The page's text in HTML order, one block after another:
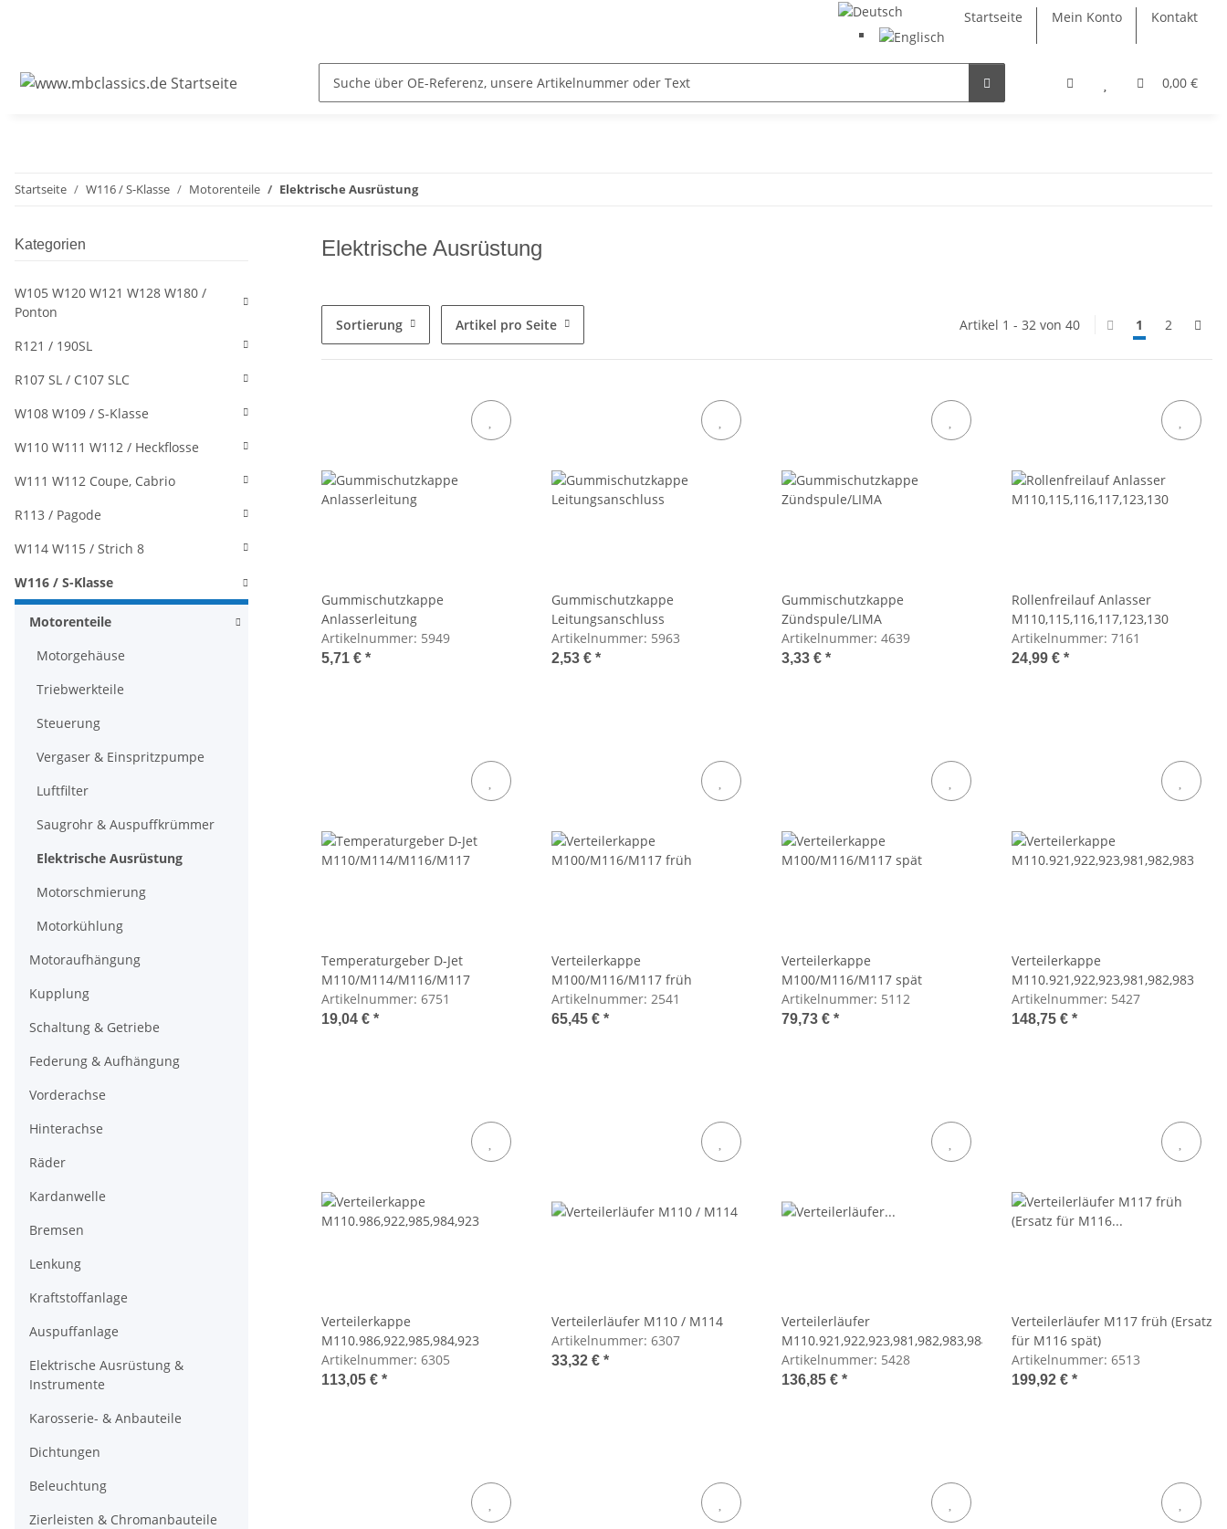
Startseite Mein Konto Kontakt
0,00 €
Startseite W116 / S-Klasse Motorenteile Elektrische Ausrüstung
Elektrische Ausrüstung
Sortierung Artikel pro Seite Artikel 1 - 32 von 40 1 2
Gummischutzkappe
Anlasserleitung
Artikelnummer: 5949
5,71 € *
Gummischutzkappe
Leitungsanschluss
Artikelnummer: 5963
2,53 € *
Gummischutzkappe
Zündspule/LIMA
Artikelnummer: 4639
3,33 € *
Rollenfreilauf Anlasser
M110,115,116,117,123,130
Artikelnummer: 7161
24,99 € *
Temperaturgeber D-Jet
M110/M114/M116/M117
Artikelnummer: 6751
19,04 € *
Verteilerkappe
M100/M116/M117 früh
Artikelnummer: 2541
65,45 € *
Verteilerkappe
M100/M116/M117 spät
Artikelnummer: 5112
79,73 € *
Verteilerkappe
M110.921,922,923,981,982,983
Artikelnummer: 5427
148,75 € *
Verteilerkappe
M110.986,922,985,984,923
Artikelnummer: 6305
113,05 € *
Verteilerläufer M110 / M114
Artikelnummer: 6307
33,32 € *
Verteilerläufer
M110.921,922,923,981,982,983,984,985,986,992
Artikelnummer: 5428
136,85 € *
Verteilerläufer M117 früh (Ersatz
für M116 spät)
Artikelnummer: 6513
199,92 € *
Kategorien
W105 W120 W121 W128 W180 /
Ponton
R121 / 190SL
R107 SL / C107 SLC
W108 W109 / S-Klasse
W110 W111 W112 / Heckflosse
W111 W112 Coupe, Cabrio
R113 / Pagode
W114 W115 / Strich 8
W116 / S-Klasse
Motorenteile
Motorgehäuse
Triebwerkteile
Steuerung
Vergaser & Einspritzpumpe
Luftfilter
Saugrohr & Auspuffkrümmer
Elektrische Ausrüstung
Motorschmierung
Motorkühlung
Motoraufhängung
Kupplung
Schaltung & Getriebe
Federung & Aufhängung
Vorderachse
Hinterachse
Räder
Kardanwelle
Bremsen
Lenkung
Kraftstoffanlage
Auspuffanlage
Elektrische Ausrüstung &
Instrumente
Karosserie- & Anbauteile
Dichtungen
Beleuchtung
Zierleisten & Chromanbauteile